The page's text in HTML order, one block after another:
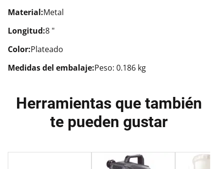
Material:Metal
Longitud:8 "
Color:Plateado
Medidas del embalaje:Peso: 0.186 kg
Herramientas que también
te pueden gustar